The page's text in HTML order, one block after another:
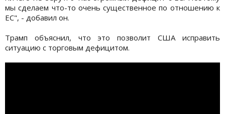
мы сделаем что-то очень существенное по отношению к
ЕС", - добавил он.
Трамп объяснил, что это позволит США исправить
ситуацию с торговым дефицитом.